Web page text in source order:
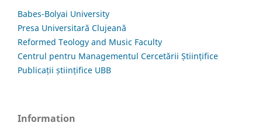
Babes-Bolyai University
Presa Universitară Clujeană
Reformed Teology and Music Faculty
Centrul pentru Managementul Cercetării Științifice
Publicații științifice UBB
Information